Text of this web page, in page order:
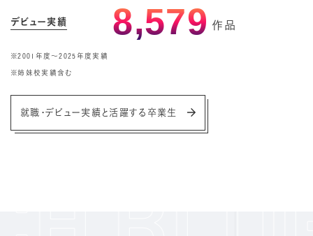
デビュー実績 8,579 作品
※2001年度〜2025年度実績
※姉妹校実績含む
就職・デビュー実績と活躍する卒業生